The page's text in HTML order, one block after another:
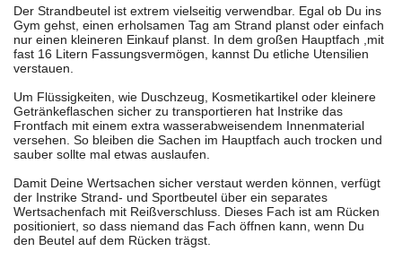
Der Strandbeutel ist extrem vielseitig verwendbar. Egal ob Du ins
Gym gehst, einen erholsamen Tag am Strand planst oder einfach
nur einen kleineren Einkauf planst. In dem großen Hauptfach ,mit
fast 16 Litern Fassungsvermögen, kannst Du etliche Utensilien
verstauen.
Um Flüssigkeiten, wie Duschzeug, Kosmetikartikel oder kleinere
Getränkeflaschen sicher zu transportieren hat Instrike das
Frontfach mit einem extra wasserabweisendem Innenmaterial
versehen. So bleiben die Sachen im Hauptfach auch trocken und
sauber sollte mal etwas auslaufen.
Damit Deine Wertsachen sicher verstaut werden können, verfügt
der Instrike Strand- und Sportbeutel über ein separates
Wertsachenfach mit Reißverschluss. Dieses Fach ist am Rücken
positioniert, so dass niemand das Fach öffnen kann, wenn Du
den Beutel auf dem Rücken trägst.